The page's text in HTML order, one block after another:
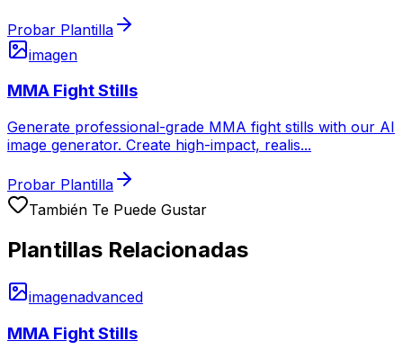
Probar Plantilla
imagen
MMA Fight Stills
Generate professional-grade MMA fight stills with our AI
image generator. Create high-impact, realis...
Probar Plantilla
También Te Puede Gustar
Plantillas Relacionadas
imagenadvanced
MMA Fight Stills